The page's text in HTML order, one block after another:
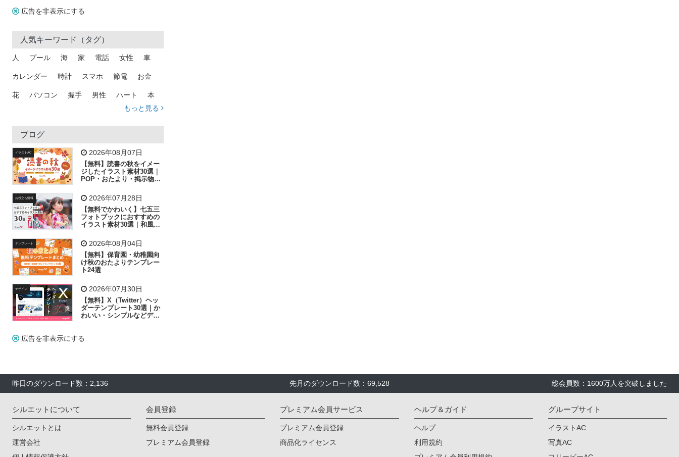
広告を非表示にする
人気キーワード（タグ）
人 プール 海 家 電話 女性 車
カレンダー 時計 スマホ 節電 お金
花 パソコン 握手 男性 ハート 本
トラック 木
吹き出し
飛行機 グラフ ビル 魚 家族 書類
歩く 工場 会社 太陽 キラキラ
子供 作業員 葉 相談 ピクトグラム
もっと見る
ブログ
イラストAC 2026年08月07日
【無料】読書の秋をイメー
ジしたイラスト素材30選｜
POP・おたより・掲示物に
お役立ち情報 2026年07月28日
【無料でかわいく】七五三
フォトブックにおすすめの
イラスト素材30選｜和風の
テンプレート 2026年08月04日
【無料】保育園・幼稚園向
け秋のおたよりテンプレー
ト24選
デザイン 2026年07月30日
【無料】X（Twitter）ヘッ
ダーテンプレート30選｜か
わいい・シンプルなどデザ
広告を非表示にする
昨日のダウンロード数：2,136 先月のダウンロード数：69,528 総会員数：1600万人を突破しました
シルエットについて
シルエットとは
運営会社
会員登録
無料会員登録
プレミアム会員登録
プレミアム会員サービス
プレミアム会員登録
商品化ライセンス
ヘルプ＆ガイド
ヘルプ
利用規約
グループサイト
イラストAC
写真AC